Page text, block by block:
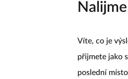
Víte, co je
přijmete jako
poslední